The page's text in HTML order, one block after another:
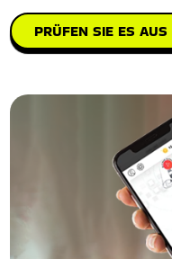
PRÜFEN SIE ES AUS